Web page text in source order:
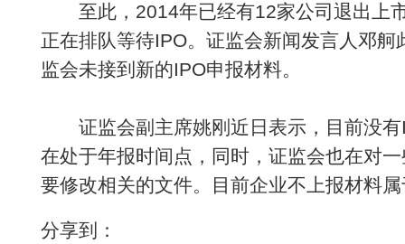
至此，2014年已经有12家公司退出上
正在排队等待IPO。证监会新闻发言人邓
监会未接到新的IPO申报材料。
证监会副主席姚刚近日表示，目前没有
在处于年报时间点，同时，证监会也在对
要修改相关的文件。目前企业不上报材料
分享到：